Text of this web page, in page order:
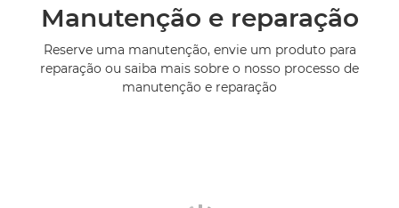
Manutenção e reparação
Reserve uma manutenção, envie um produto para
reparação ou saiba mais sobre o nosso processo de
manutenção e reparação